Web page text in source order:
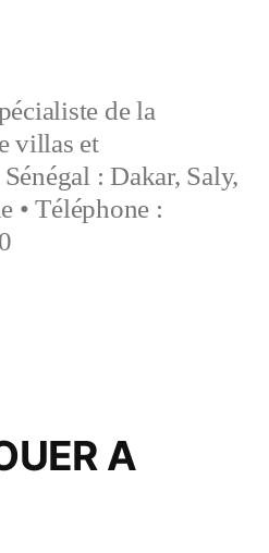
de la
villas et
: Dakar, Saly,
• Téléphone :
A